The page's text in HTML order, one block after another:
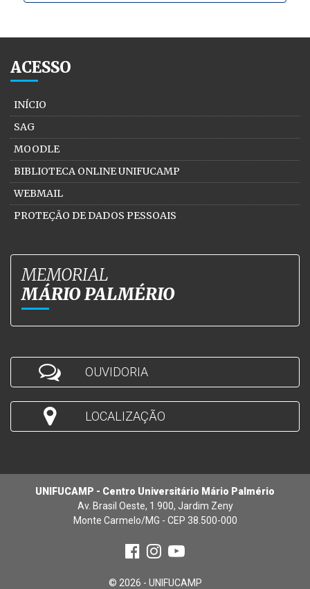
ACESSO
INÍCIO
SAG
MOODLE
BIBLIOTECA ONLINE UNIFUCAMP
WEBMAIL
PROTEÇÃO DE DADOS PESSOAIS
MEMORIAL
MÁRIO PALMÉRIO
OUVIDORIA
LOCALIZAÇÃO
UNIFUCAMP - Centro Universitário Mário Palmério
Av. Brasil Oeste, 1.900, Jardim Zeny
Monte Carmelo/MG - CEP 38.500-000
© 2026 - UNIFUCAMP